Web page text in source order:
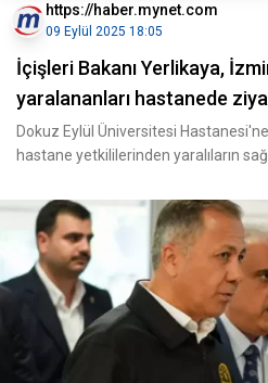
https://haber.mynet.com
09 Eylül 2025 18:05
İçişleri Bakanı Yerlikaya,
yaralananları hastanede
Dokuz Eylül Üniversitesi
hastane yetkililerinden yaralıların